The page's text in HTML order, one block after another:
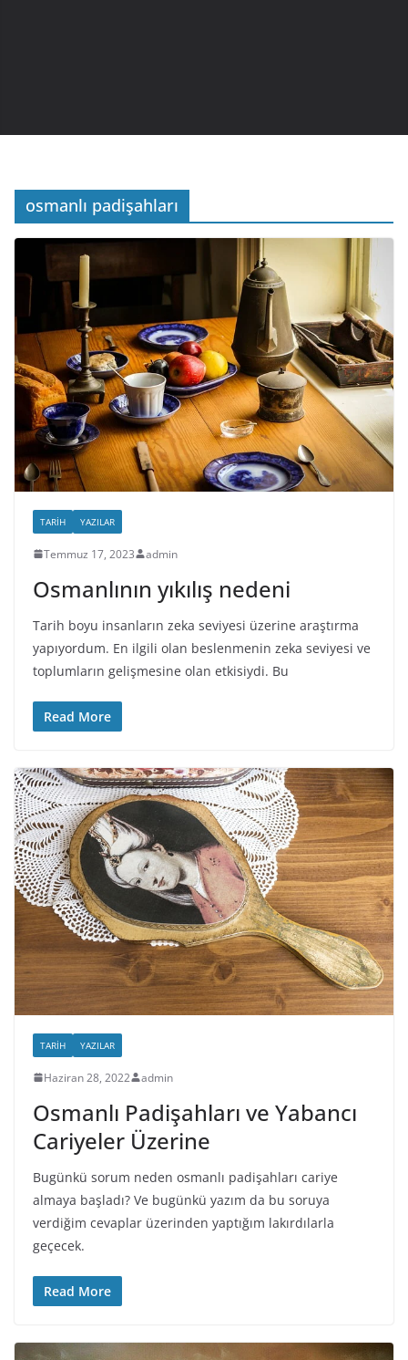
osmanlı padişahları
TARIH YAZILAR
Temmuz 17, 2023 admin
Osmanlının yıkılış nedeni
Tarih boyu insanların zeka seviyesi üzerine araştırma
yapıyordum. En ilgili olan beslenmenin zeka seviyesi ve
toplumların gelişmesine olan etkisiydi. Bu
Read More
TARIH YAZILAR
Haziran 28, 2022 admin
Osmanlı Padişahları ve Yabancı
Cariyeler Üzerine
Bugünkü sorum neden osmanlı padişahları cariye
almaya başladı? Ve bugünkü yazım da bu soruya
verdiğim cevaplar üzerinden yaptığım lakırdılarla
geçecek.
Read More